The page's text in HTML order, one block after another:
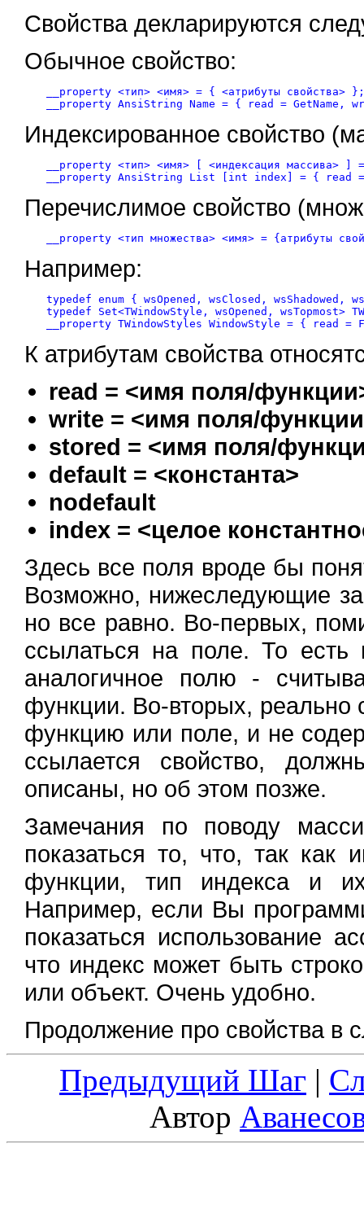
Свойства декларируются
Обычное свойство:
__property <тип> <имя> = { <атрибуты свойства> };
Индексированное свойство
__property <тип> <имя> [ <индексация массива> ]
Перечислимое свойство
Например:
typedef enum { wsOpened, wsClosed, wsShadowed,
typedef Set<TWindowStyle, wsOpened, wsTopmost>
К атрибутам свойства
read = <имя поля/
write = <имя поля/
stored = <имя поля/
default = <константа>
nodefault
index = <целое
Здесь все поля вроде бы
Возможно, нижеследующие
но все равно. Во-первых,
ссылаться на поле. То есть
аналогичное полю -
функции. Во-вторых, реально
функцию или поле, и не
ссылается свойство,
описаны, но об этом позже.
Замечания по поводу
показаться то, что, так как
функции, тип индекса и
Например, если Вы
показаться использование
что индекс может быть
или объект. Очень удобно.
Продолжение про свойства в
Предыдущий Шаг |
Автор